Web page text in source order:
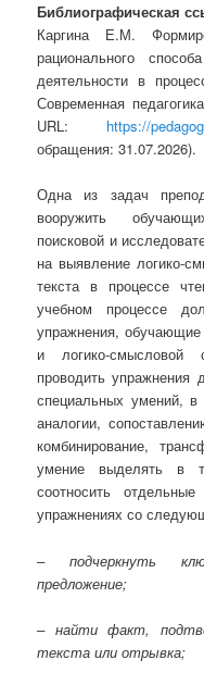
Библиографическая
Каргина Е.М.
рационального
деятельности в
Современная
URL: https://
обращения: 31.07.2026).
Одна из задач
вооружить
поисковой и
на выявление логико-
текста в процессе
учебном процессе
упражнения,
и логико-смысловой
проводить
специальных умений,
аналогии,
комбинирование,
умение выделять в
соотносить
упражнениях со
– подчеркнуть
предложение;
– найти факт,
текста или отрывка;